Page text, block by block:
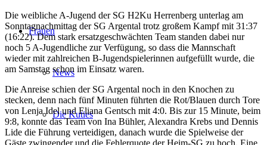
Frauen
News
Die Kuties
Die weibliche A-Jugend der SG H2Ku Herrenberg unterlag am
Sonntagnachmittag der SG Argental trotz großem Kampf mit 31:37
(16:22). Dem stark ersatzgeschwächten Team standen dabei nur
noch 5 A-Jugendliche zur Verfügung, so dass die Mannschaft
wieder mit zahlreichen B-Jugendspielerinnen aufgefüllt wurde, die
am Samstag schon im Einsatz waren.
Die Anreise schien der SG Argental noch in den Knochen zu
stecken, denn nach fünf Minuten führten die Rot/Blauen durch Tore
von Lenja Idel und Eliana Gentsch mit 4:0. Bis zur 15 Minute, beim
9:8, konnte das Team von Ina Bühler, Alexandra Krebs und Dennis
Lide die Führung verteidigen, danach wurde die Spielweise der
Gäste zwingender und die Fehlerquote der Heim-SG zu hoch. Eine